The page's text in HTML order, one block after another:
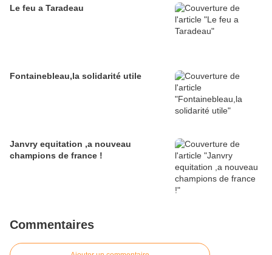
Le feu a Taradeau
Fontainebleau,la solidarité utile
Janvry equitation ,a nouveau
champions de france !
Commentaires